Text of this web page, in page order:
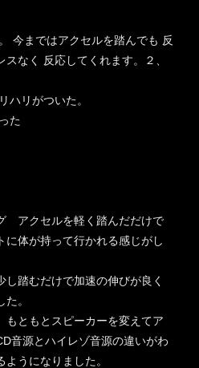
今まではアクセルを踏んでも 反
なく 反応してくれます。２、
ハリがついた。
た
アクセルを軽く踏んだだけで
に体が持って行かれる感じがし
し踏むだけで加速の伸びが良く
。
ともとスピーカーを変えてア
音源とハイレゾ音源の違いがわ
うになりました。